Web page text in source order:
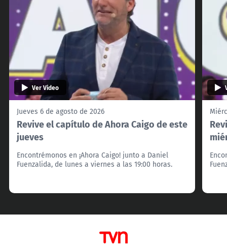
Ver Video
Jueves 6 de agosto de 2026
Revive el capítulo de Ahora Caigo de este
jueves
Encontrémonos en ¡Ahora Caigo! junto a Daniel
Fuenzalida, de lunes a viernes a las 19:00 horas.